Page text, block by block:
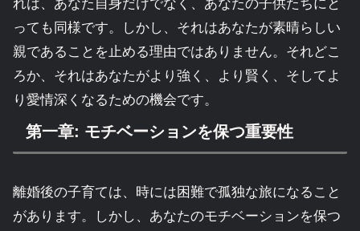
れは、あなた自身だけでなく、あなたの子供たちにと
っても同様です。しかし、それはあなたが素晴らしい
親であることを止める理由ではありません。それどこ
ろか、それはあなたがより強く、より賢く、そしてよ
り愛情深くなるための機会です。
第一章: モチベーションを保つ重要性
離婚後の子育ては、時には困難で孤独な旅になること
があります。しかし、あなたのモチベーションを保つ